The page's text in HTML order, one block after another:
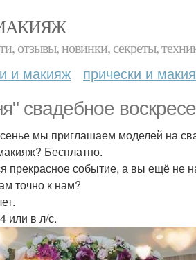
отзывы, новинки, секреты,
и макияж прически и
свадебное
мы приглашаем моделей на
Бесплатно.
прекрасное событие, а вы ещё не
точно к нам?
или в л/с.